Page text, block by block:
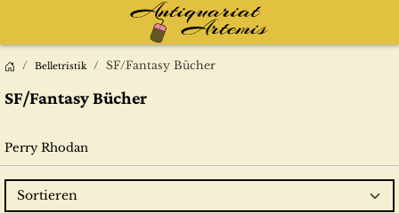
Belletristik SF/Fantasy Bücher
SF/Fantasy Bücher
Perry Rhodan
Sortieren